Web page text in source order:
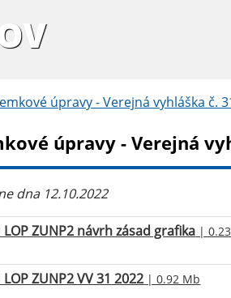
úpravy - Verejná vyhláška č.
úpravy - Verejná
dna 12.10.2022
LOP ZUNP2 návrh zásad grafika |
LOP ZUNP2 VV 31 2022 | 0.92 Mb